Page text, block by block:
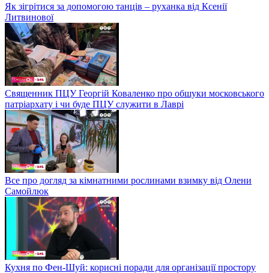
Як зігрітися за допомогою танців – руханка від Ксенії
Литвинової
Священник ПЦУ Георгій Коваленко про обшуки московського
патріархату і чи буде ПЦУ служити в Лаврі
Все про догляд за кімнатними рослинами взимку від Олени
Самойлюк
Кухня по Фен-Шуй: корисні поради для організації простору